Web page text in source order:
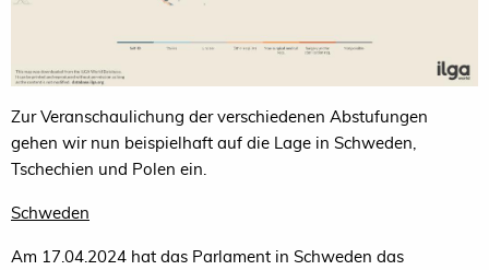
Zur Veranschaulichung der verschiedenen Abstufungen
gehen wir nun beispielhaft auf die Lage in Schweden,
Tschechien und Polen ein.
Schweden
Am 17.04.2024 hat das Parlament in Schweden das